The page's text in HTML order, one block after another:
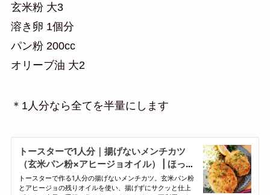
玄米粉 大3
溶き卵 1個分
パン粉 200cc
オリーブ油 大2
＊1人分なら全てを半量にします